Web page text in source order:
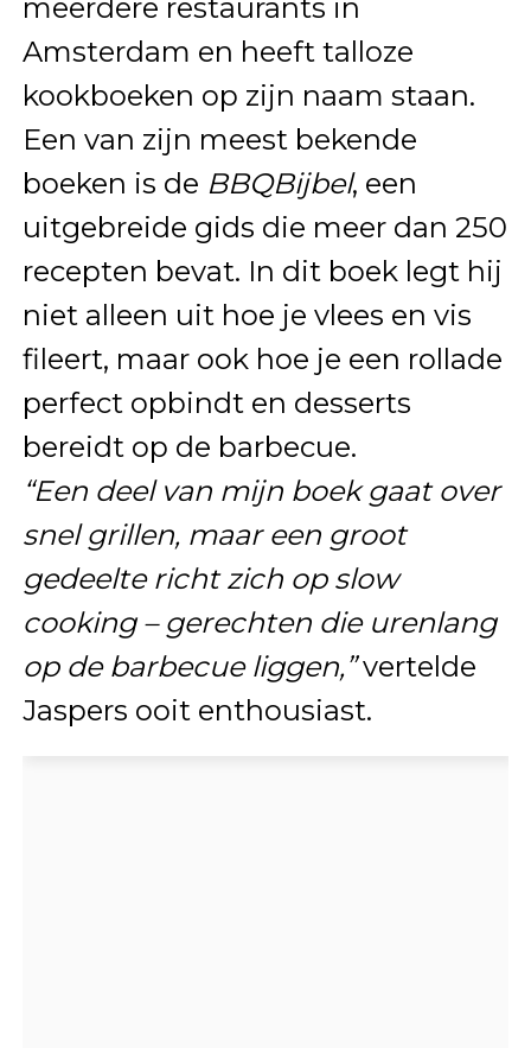
meerdere restaurants in
Amsterdam en heeft talloze
kookboeken op zijn naam staan.
Een van zijn meest bekende
boeken is de BBQBijbel, een
uitgebreide gids die meer dan 250
recepten bevat. In dit boek legt hij
niet alleen uit hoe je vlees en vis
fileert, maar ook hoe je een rollade
perfect opbindt en desserts
bereidt op de barbecue.
“Een deel van mijn boek gaat over
snel grillen, maar een groot
gedeelte richt zich op slow
cooking – gerechten die urenlang
op de barbecue liggen,”vertelde
Jaspers ooit enthousiast.